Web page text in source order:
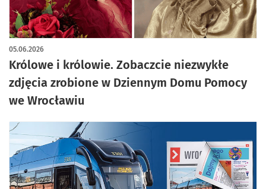
Królowe i królowie. Zobaczcie niezwykłe
zdjęcia zrobione w Dziennym Domu Pomocy
we Wrocławiu
05.06.2026
artykuł z galerią zdjęć